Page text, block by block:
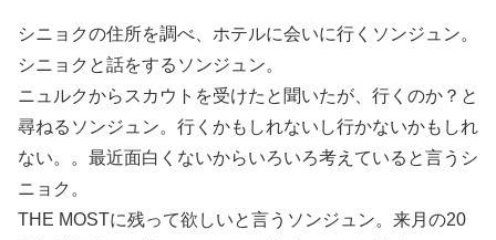
シニョクの住所を調べ、ホテルに会いに行くソンジュン。
シニョクと話をするソンジュン。
ニュルクからスカウトを受けたと聞いたが、行くのか？と
尋ねるソンジュン。行くかもしれないし行かないかもしれ
ない。。最近面白くないからいろいろ考えていると言うシ
ニョク。
THE MOSTに残って欲しいと言うソンジュン。来月の20